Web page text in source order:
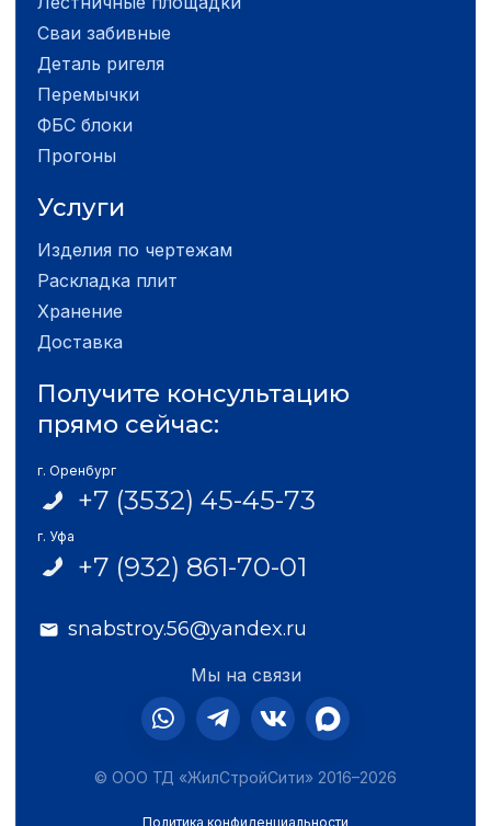
Сваи забивные
Деталь ригеля
Перемычки
ФБС блоки
Прогоны
Услуги
Изделия по чертежам
Раскладка плит
Хранение
Доставка
Получите консультацию
прямо сейчас:
г. Оренбург
+7 (3532) 45-45-73
г. Уфа
+7 (932) 861-70-01
snabstroy.56@yandex.ru
Мы на связи
© ООО ТД «ЖилСтройСити» 2016–2026
Политика конфиденциальности